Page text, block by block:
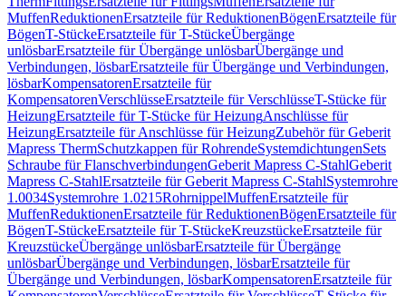
MuffenReduktionenErsatzteile für ReduktionenBögenErsatzteile für
BögenT-StückeErsatzteile für T-StückeÜbergänge
unlösbarErsatzteile für Übergänge unlösbarÜbergänge und
Verbindungen, lösbarErsatzteile für Übergänge und Verbindungen,
lösbarKompensatorenErsatzteile für
KompensatorenVerschlüsseErsatzteile für VerschlüsseT-Stücke für
HeizungErsatzteile für T-Stücke für HeizungAnschlüsse für
HeizungErsatzteile für Anschlüsse für HeizungZubehör für Geberit
Mapress ThermSchutzkappen für RohrendeSystemdichtungenSets
Schraube für FlanschverbindungenGeberit Mapress C-StahlGeberit
Mapress C-StahlErsatzteile für Geberit Mapress C-StahlSystemrohre
1.0034Systemrohre 1.0215RohrnippelMuffenErsatzteile für
MuffenReduktionenErsatzteile für ReduktionenBögenErsatzteile für
BögenT-StückeErsatzteile für T-StückeKreuzstückeErsatzteile für
KreuzstückeÜbergänge unlösbarErsatzteile für Übergänge
unlösbarÜbergänge und Verbindungen, lösbarErsatzteile für
Übergänge und Verbindungen, lösbarKompensatorenErsatzteile für